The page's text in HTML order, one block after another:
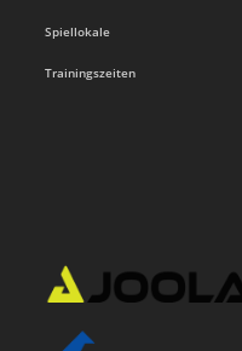
Spiellokale
Trainingszeiten